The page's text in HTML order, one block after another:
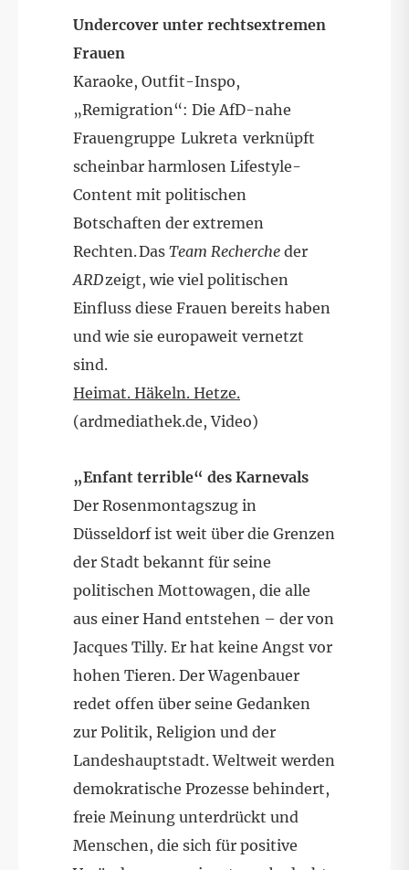
Undercover unter rechtsextremen
Frauen
Karaoke, Outfit-Inspo,
„Remigration“: Die AfD-nahe
Frauengruppe Lukreta verknüpft
scheinbar harmlosen Lifestyle-
Content mit politischen
Botschaften der extremen
Rechten. Das Team Recherche der
ARDzeigt, wie viel politischen
Einfluss diese Frauen bereits haben
und wie sie europaweit vernetzt
sind.
Heimat. Häkeln. Hetze.
(ardmediathek.de, Video)
„Enfant terrible“ des Karnevals
Der Rosenmontagszug in
Düsseldorf ist weit über die Grenzen
der Stadt bekannt für seine
politischen Mottowagen, die alle
aus einer Hand entstehen – der von
Jacques Tilly. Er hat keine Angst vor
hohen Tieren. Der Wagenbauer
redet offen über seine Gedanken
zur Politik, Religion und der
Landeshauptstadt. Weltweit werden
demokratische Prozesse behindert,
freie Meinung unterdrückt und
Menschen, die sich für positive